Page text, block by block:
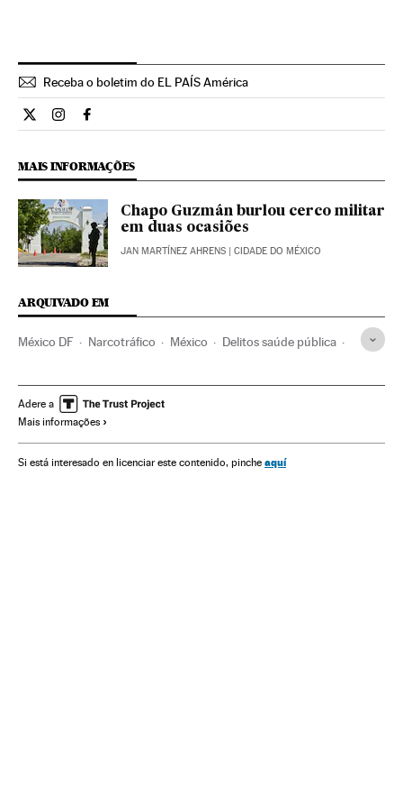
Receba o boletim do EL PAÍS América
Internacional El País Brasil en Twitter
Internacional El País Brasil en Instagram
Internacional El País Brasil en Facebook
MAIS INFORMAÇÕES
Chapo Guzmán burlou cerco militar
em duas ocasiões
JAN MARTÍNEZ AHRENS | CIDADE DO MÉXICO
ARQUIVADO EM
México DF Narcotráfico México Delitos saúde pública
Justiça Inegi Estatísticas
Adere a
Mais informações
Si está interesado en licenciar este contenido, pinche aquí